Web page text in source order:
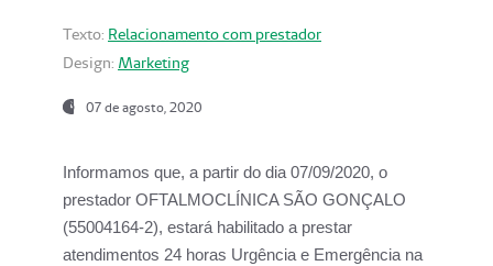
Texto: Relacionamento com prestador
Design: Marketing
07 de agosto, 2020
Informamos que, a partir do dia07/09/2020, o
prestador OFTALMOCLÍNICA SÃO GONÇALO
(55004164-2), estará habilitado a prestar
atendimentos 24 horas Urgência e Emergência na